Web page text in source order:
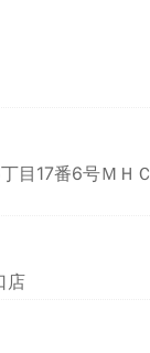
目17番6号ＭＨＣ
店